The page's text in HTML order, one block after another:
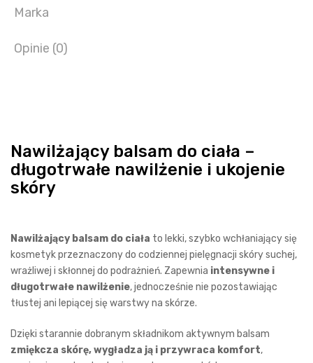
Marka
Opinie (0)
Nawilżający balsam do ciała –
długotrwałe nawilżenie i ukojenie
skóry
Nawilżający balsam do ciała to lekki, szybko wchłaniający się
kosmetyk przeznaczony do codziennej pielęgnacji skóry suchej,
wrażliwej i skłonnej do podrażnień. Zapewnia intensywne i
długotrwałe nawilżenie, jednocześnie nie pozostawiając
tłustej ani lepiącej się warstwy na skórze.
Dzięki starannie dobranym składnikom aktywnym balsam
zmiękcza skórę, wygładza ją i przywraca komfort,